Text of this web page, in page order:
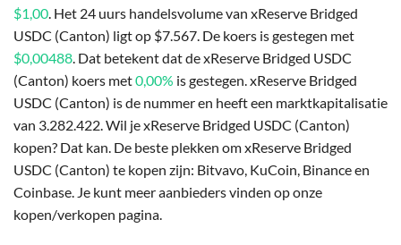
$1,00. Het 24 uurs handelsvolume van xReserve Bridged
USDC (Canton) ligt op $7.567. De koers is gestegen met
$0,00488. Dat betekent dat de xReserve Bridged USDC
(Canton) koers met0,00% is gestegen. xReserve Bridged
USDC (Canton) is de nummer en heeft een marktkapitalisatie
van 3.282.422. Wil je xReserve Bridged USDC (Canton)
kopen? Dat kan. De beste plekken om xReserve Bridged
USDC (Canton) te kopen zijn: Bitvavo, KuCoin, Binance en
Coinbase. Je kunt meer aanbieders vinden op onze
kopen/verkopen pagina.